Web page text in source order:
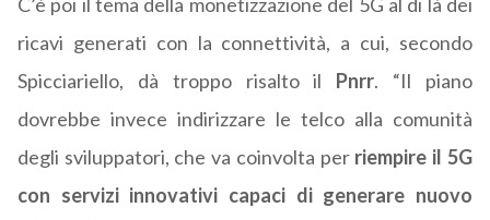
C’è poi il tema della monetizzazione del 5G al di là dei
ricavi generati con la connettività, a cui, secondo
Spicciariello, dà troppo risalto il Pnrr. “Il piano
dovrebbe invece indirizzare le telco alla comunità
degli sviluppatori, che va coinvolta per riempire il 5G
con servizi innovativi capaci di generare nuovo